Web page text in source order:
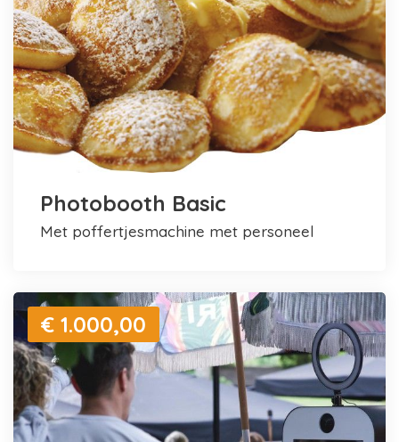
Photobooth Basic
met poffertjesmachine met personeel
€ 1.000,00